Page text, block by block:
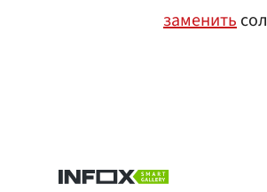
заменить